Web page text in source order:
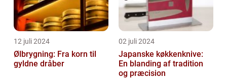
12 juli 2024
Ølbrygning: Fra korn til
gyldne dråber
02 juli 2024
Japanske køkkenknive:
En blanding af tradition
og præcision